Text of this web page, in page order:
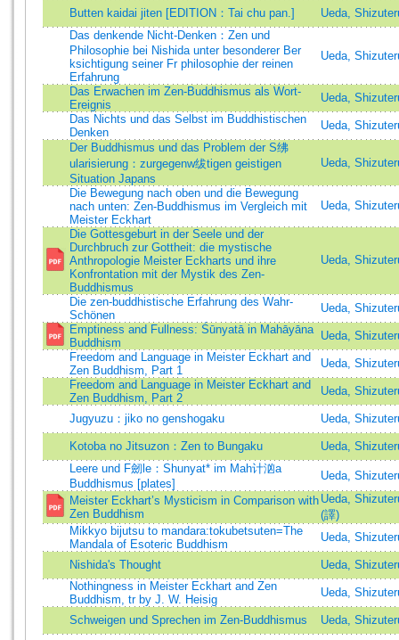
Butten kaidai jiten [EDITION：Tai chu pan.]
Ueda,
Das denkende Nicht-Denken：Zen und
Philosophie bei Nishida unter besonderer Ber
ksichtigung seiner Fr philosophie der reinen
Erfahrung
Ueda,
Das Erwachen im Zen-Buddhismus als Wort-
Ereignis
Ueda,
Das Nichts und das Selbst im Buddhistischen
Denken
Ueda,
Der Buddhismus und das Problem der S绋
ularisierung：zurgegenw绂tigen geistigen
Situation Japans
Ueda,
Die Bewegung nach oben und die Bewegung
nach unten: Zen-Buddhismus im Vergleich mit
Meister Eckhart
Ueda,
Die Gottesgeburt in der Seele und der
Durchbruch zur Gottheit: die mystische
Anthropologie Meister Eckharts und ihre
Konfrontation mit der Mystik des Zen-
Buddhismus
Ueda,
Die zen-buddhistische Erfahrung des Wahr-
Schönen
Ueda,
Emptiness and Fullness: Śūnyatā in Mahāyāna
Buddhism
Ueda,
Freedom and Language in Meister Eckhart and
Zen Buddhism, Part 1
Ueda,
Freedom and Language in Meister Eckhart and
Zen Buddhism, Part 2
Ueda,
Jugyuzu：jiko no genshogaku Ueda,
Kotoba no Jitsuzon：Zen to Bungaku
Ueda,
Leere und F劒le：Shunyat* im Mah计汹a
Buddhismus [plates]
Ueda,
Meister Eckhart’s Mysticism in Comparison with
Zen Buddhism
Ueda,
(譯)
Mikkyo bijutsu to mandara:tokubetsuten=The
Mandala of Esoteric Buddhism
Ueda,
Nishida's Thought
Ueda,
Nothingness in Meister Eckhart and Zen
Buddhism, tr by J. W. Heisig
Ueda,
Schweigen und Sprechen im Zen-Buddhismus Ueda,